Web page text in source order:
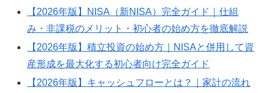
【2026年版】NISA（新NISA）完全ガイド｜仕組
み・非課税のメリット・初心者の始め方を徹底解説
【2026年版】積立投資の始め方｜NISAと併用して資
産形成を最大化する初心者向け完全ガイド
【2026年版】キャッシュフローとは？｜家計の流れ